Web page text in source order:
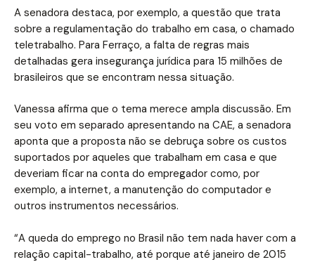
A senadora destaca, por exemplo, a questão que trata
sobre a regulamentação do trabalho em casa, o chamado
teletrabalho. Para Ferraço, a falta de regras mais
detalhadas gera insegurança jurídica para 15 milhões de
brasileiros que se encontram nessa situação.
Vanessa afirma que o tema merece ampla discussão. Em
seu voto em separado apresentando na CAE, a senadora
aponta que a proposta não se debruça sobre os custos
suportados por aqueles que trabalham em casa e que
deveriam ficar na conta do empregador como, por
exemplo, a internet, a manutenção do computador e
outros instrumentos necessários.
“A queda do emprego no Brasil não tem nada haver com a
relação capital-trabalho, até porque até janeiro de 2015